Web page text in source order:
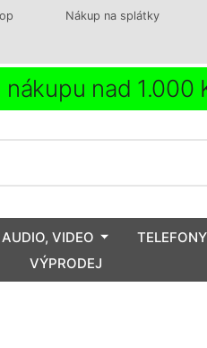
Nákup na splátky
nad 1.000
VIDEO
VÝPRODEJ